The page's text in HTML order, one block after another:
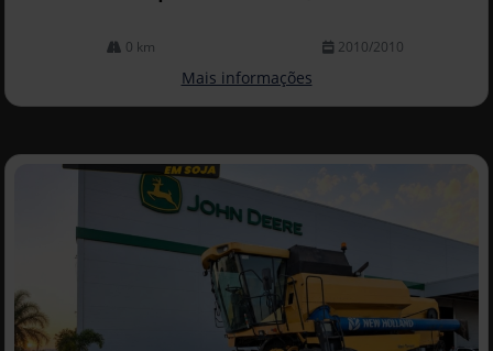
0 km 2010/2010
Mais informações